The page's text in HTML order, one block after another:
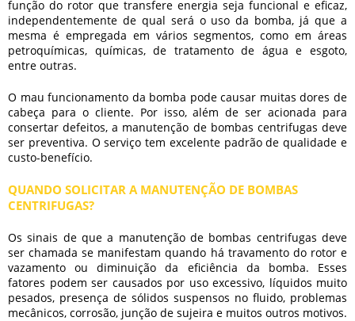
função do rotor que transfere energia seja funcional e eficaz,
independentemente de qual será o uso da bomba, já que a
mesma é empregada em vários segmentos, como em áreas
petroquímicas, químicas, de tratamento de água e esgoto,
entre outras.
O mau funcionamento da bomba pode causar muitas dores de
cabeça para o cliente. Por isso, além de ser acionada para
consertar defeitos, a manutenção de bombas centrifugas deve
ser preventiva. O serviço tem excelente padrão de qualidade e
custo-benefício.
QUANDO SOLICITAR A MANUTENÇÃO DE BOMBAS
CENTRIFUGAS?
Os sinais de que a manutenção de bombas centrifugas deve
ser chamada se manifestam quando há travamento do rotor e
vazamento ou diminuição da eficiência da bomba. Esses
fatores podem ser causados por uso excessivo, líquidos muito
pesados, presença de sólidos suspensos no fluido, problemas
mecânicos, corrosão, junção de sujeira e muitos outros motivos.